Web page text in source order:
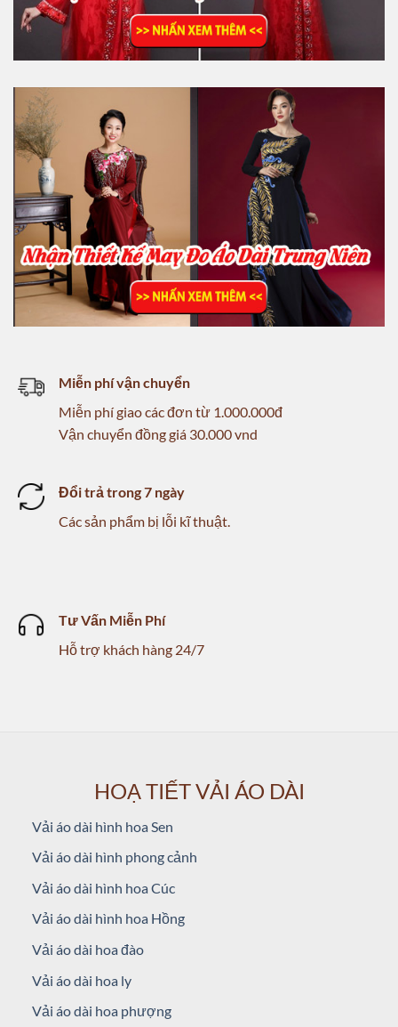
Miễn phí vận chuyển
Miễn phí giao các đơn từ 1.000.000đ
Vận chuyển đồng giá 30.000 vnd
Đổi trả trong 7 ngày
Các sản phẩm bị lỗi kĩ thuật.
Tư Vấn Miễn Phí
Hỗ trợ khách hàng 24/7
HOẠ TIẾT VẢI ÁO DÀI
Vải áo dài hình hoa Sen
Vải áo dài hình phong cảnh
Vải áo dài hình hoa Cúc
Vải áo dài hình hoa Hồng
Vải áo dài hoa đào
Vải áo dài hoa ly
Vải áo dài hoa phượng